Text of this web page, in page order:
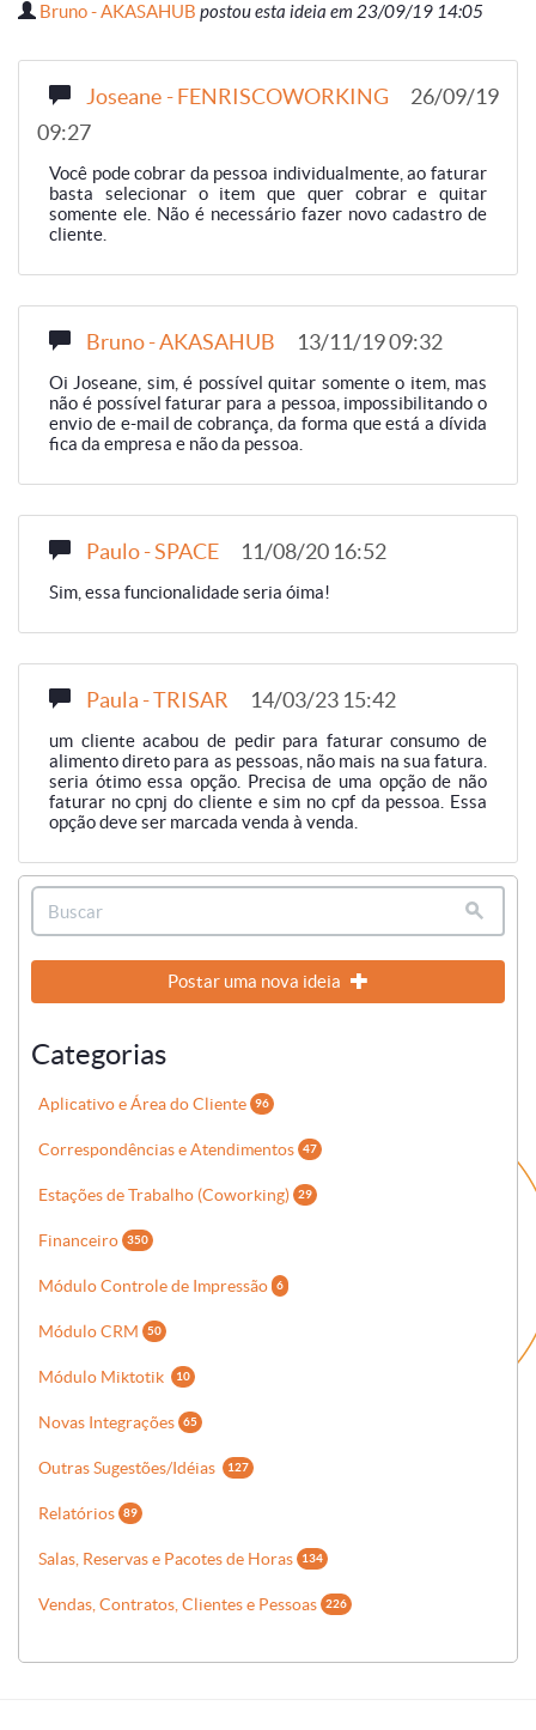
Bruno - AKASAHUB postou esta ideia em 23/09/19 14:05
Joseane - FENRISCOWORKING
26/09/19
09:27
Você pode cobrar da pessoa individualmente, ao faturar
basta selecionar o item que quer cobrar e quitar
somente ele. Não é necessário fazer novo cadastro de
cliente.
Bruno - AKASAHUB 13/11/19 09:32
Oi Joseane, sim, é possível quitar somente o item, mas
não é possível faturar para a pessoa, impossibilitando o
envio de e-mail de cobrança, da forma que está a dívida
fica da empresa e não da pessoa.
Paulo - SPACE 11/08/20 16:52
Sim, essa funcionalidade seria óima!
Paula - TRISAR 14/03/23 15:42
um cliente acabou de pedir para faturar consumo de
alimento direto para as pessoas, não mais na sua fatura.
seria ótimo essa opção. Precisa de uma opção de não
faturar no cpnj do cliente e sim no cpf da pessoa. Essa
opção deve ser marcada venda à venda.
Postar uma nova ideia
Categorias
Aplicativo e Área do Cliente 96
Correspondências e Atendimentos 47
Estações de Trabalho (Coworking) 29
Financeiro 350
Módulo Controle de Impressão 6
Módulo CRM 50
Módulo Miktotik 10
Novas Integrações 65
Outras Sugestões/Idéias 127
Relatórios 89
Salas, Reservas e Pacotes de Horas 134
Vendas, Contratos, Clientes e Pessoas 226